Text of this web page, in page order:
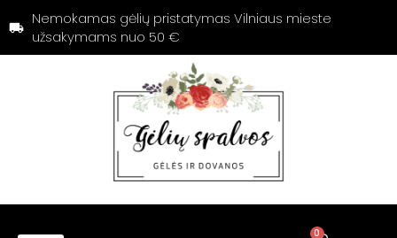
prie
turinio
Nemokamas gėlių pristatymas Vilniaus mieste
užsakymams nuo 50 €
0